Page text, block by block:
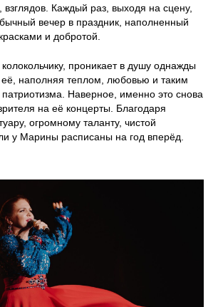
Каждый раз, выходя на сцену,
вечер в праздник, наполненный
и добротой.
проникает в душу однажды
её, наполняя теплом, любовью и таким
Наверное, именно это снова
на её концерты. Благодаря
огромному таланту, чистой
у Марины расписаны на год вперёд.